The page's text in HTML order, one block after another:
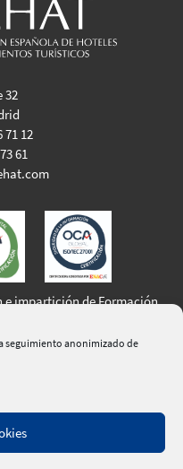
seguimiento anonimizado de
32
71 12
61
impartición de Formación